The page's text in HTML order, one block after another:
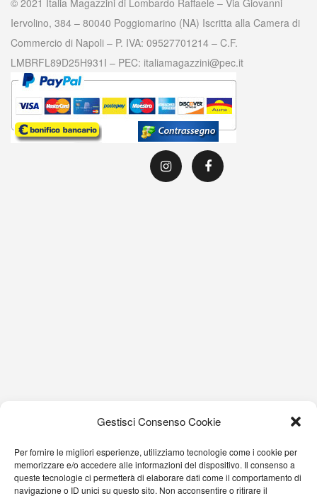
Gestisci Consenso Cookie
Per fornire le migliori esperienze, utilizziamo tecnologie come i cookie per
memorizzare e/o accedere alle informazioni del dispositivo. Il consenso a
queste tecnologie ci permetterà di elaborare dati come il comportamento di
navigazione o ID unici su questo sito. Non acconsentire o ritirare il
Iervolino, 384 – 80040 Poggiomarino (NA) Iscritta alla Camera di
Commercio di Napoli – P. IVA: 09527701214 – C.F.
LMBRFL89D25H931I – PEC: italiamagazzini@pec.it